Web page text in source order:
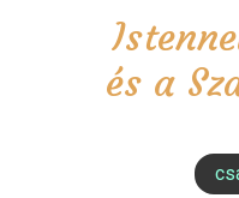
és a